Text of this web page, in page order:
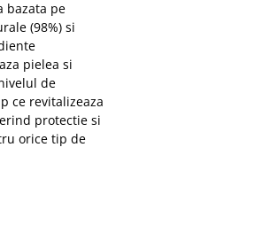
bazata pe
(98%) si
pielea si
de
ce revitalizeaza
protectie si
orice tip de